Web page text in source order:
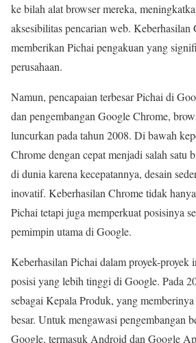
ke bilah alat browser mereka,
aksesibilitas pencarian web. Keberhasilan
memberikan Pichai pengakuan yang
perusahaan.
Namun, pencapaian terbesar Pichai di
dan pengembangan Google Chrome,
luncurkan pada tahun 2008. Di bawah
Chrome dengan cepat menjadi salah satu
di dunia karena kecepatannya, desain
inovatif. Keberhasilan Chrome tidak
Pichai tetapi juga memperkuat posisinya
pemimpin utama di Google.
Keberhasilan Pichai dalam proyek-proyek
posisi yang lebih tinggi di Google. Pada
sebagai Kepala Produk, yang
besar. Untuk mengawasi pengembangan
Google, termasuk Android dan Google